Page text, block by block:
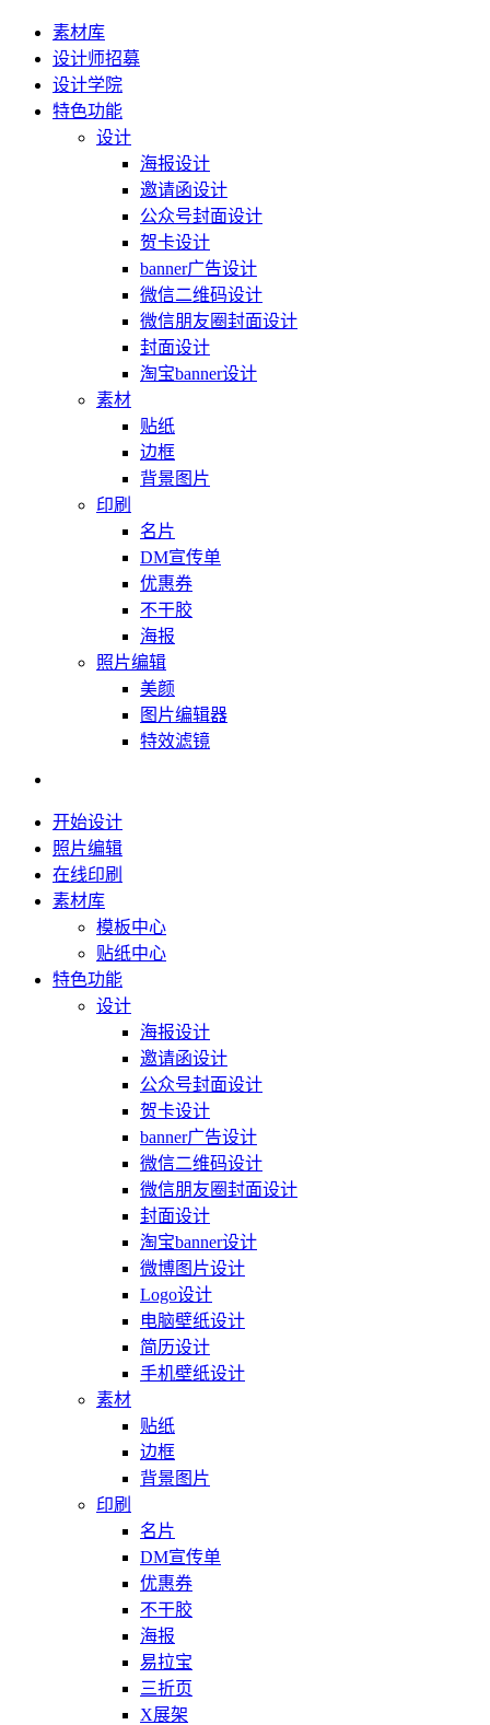
素材库
设计师招募
设计学院
特色功能
设计
海报设计
邀请函设计
公众号封面设计
贺卡设计
banner广告设计
微信二维码设计
微信朋友圈封面设计
封面设计
淘宝banner设计
素材
贴纸
边框
背景图片
印刷
名片
DM宣传单
优惠券
不干胶
海报
照片编辑
美颜
图片编辑器
特效滤镜
开始设计
照片编辑
在线印刷
素材库
模板中心
贴纸中心
特色功能
设计
海报设计
邀请函设计
公众号封面设计
贺卡设计
banner广告设计
微信二维码设计
微信朋友圈封面设计
封面设计
淘宝banner设计
微博图片设计
Logo设计
电脑壁纸设计
简历设计
手机壁纸设计
素材
贴纸
边框
背景图片
印刷
名片
DM宣传单
优惠券
不干胶
海报
易拉宝
三折页
X展架